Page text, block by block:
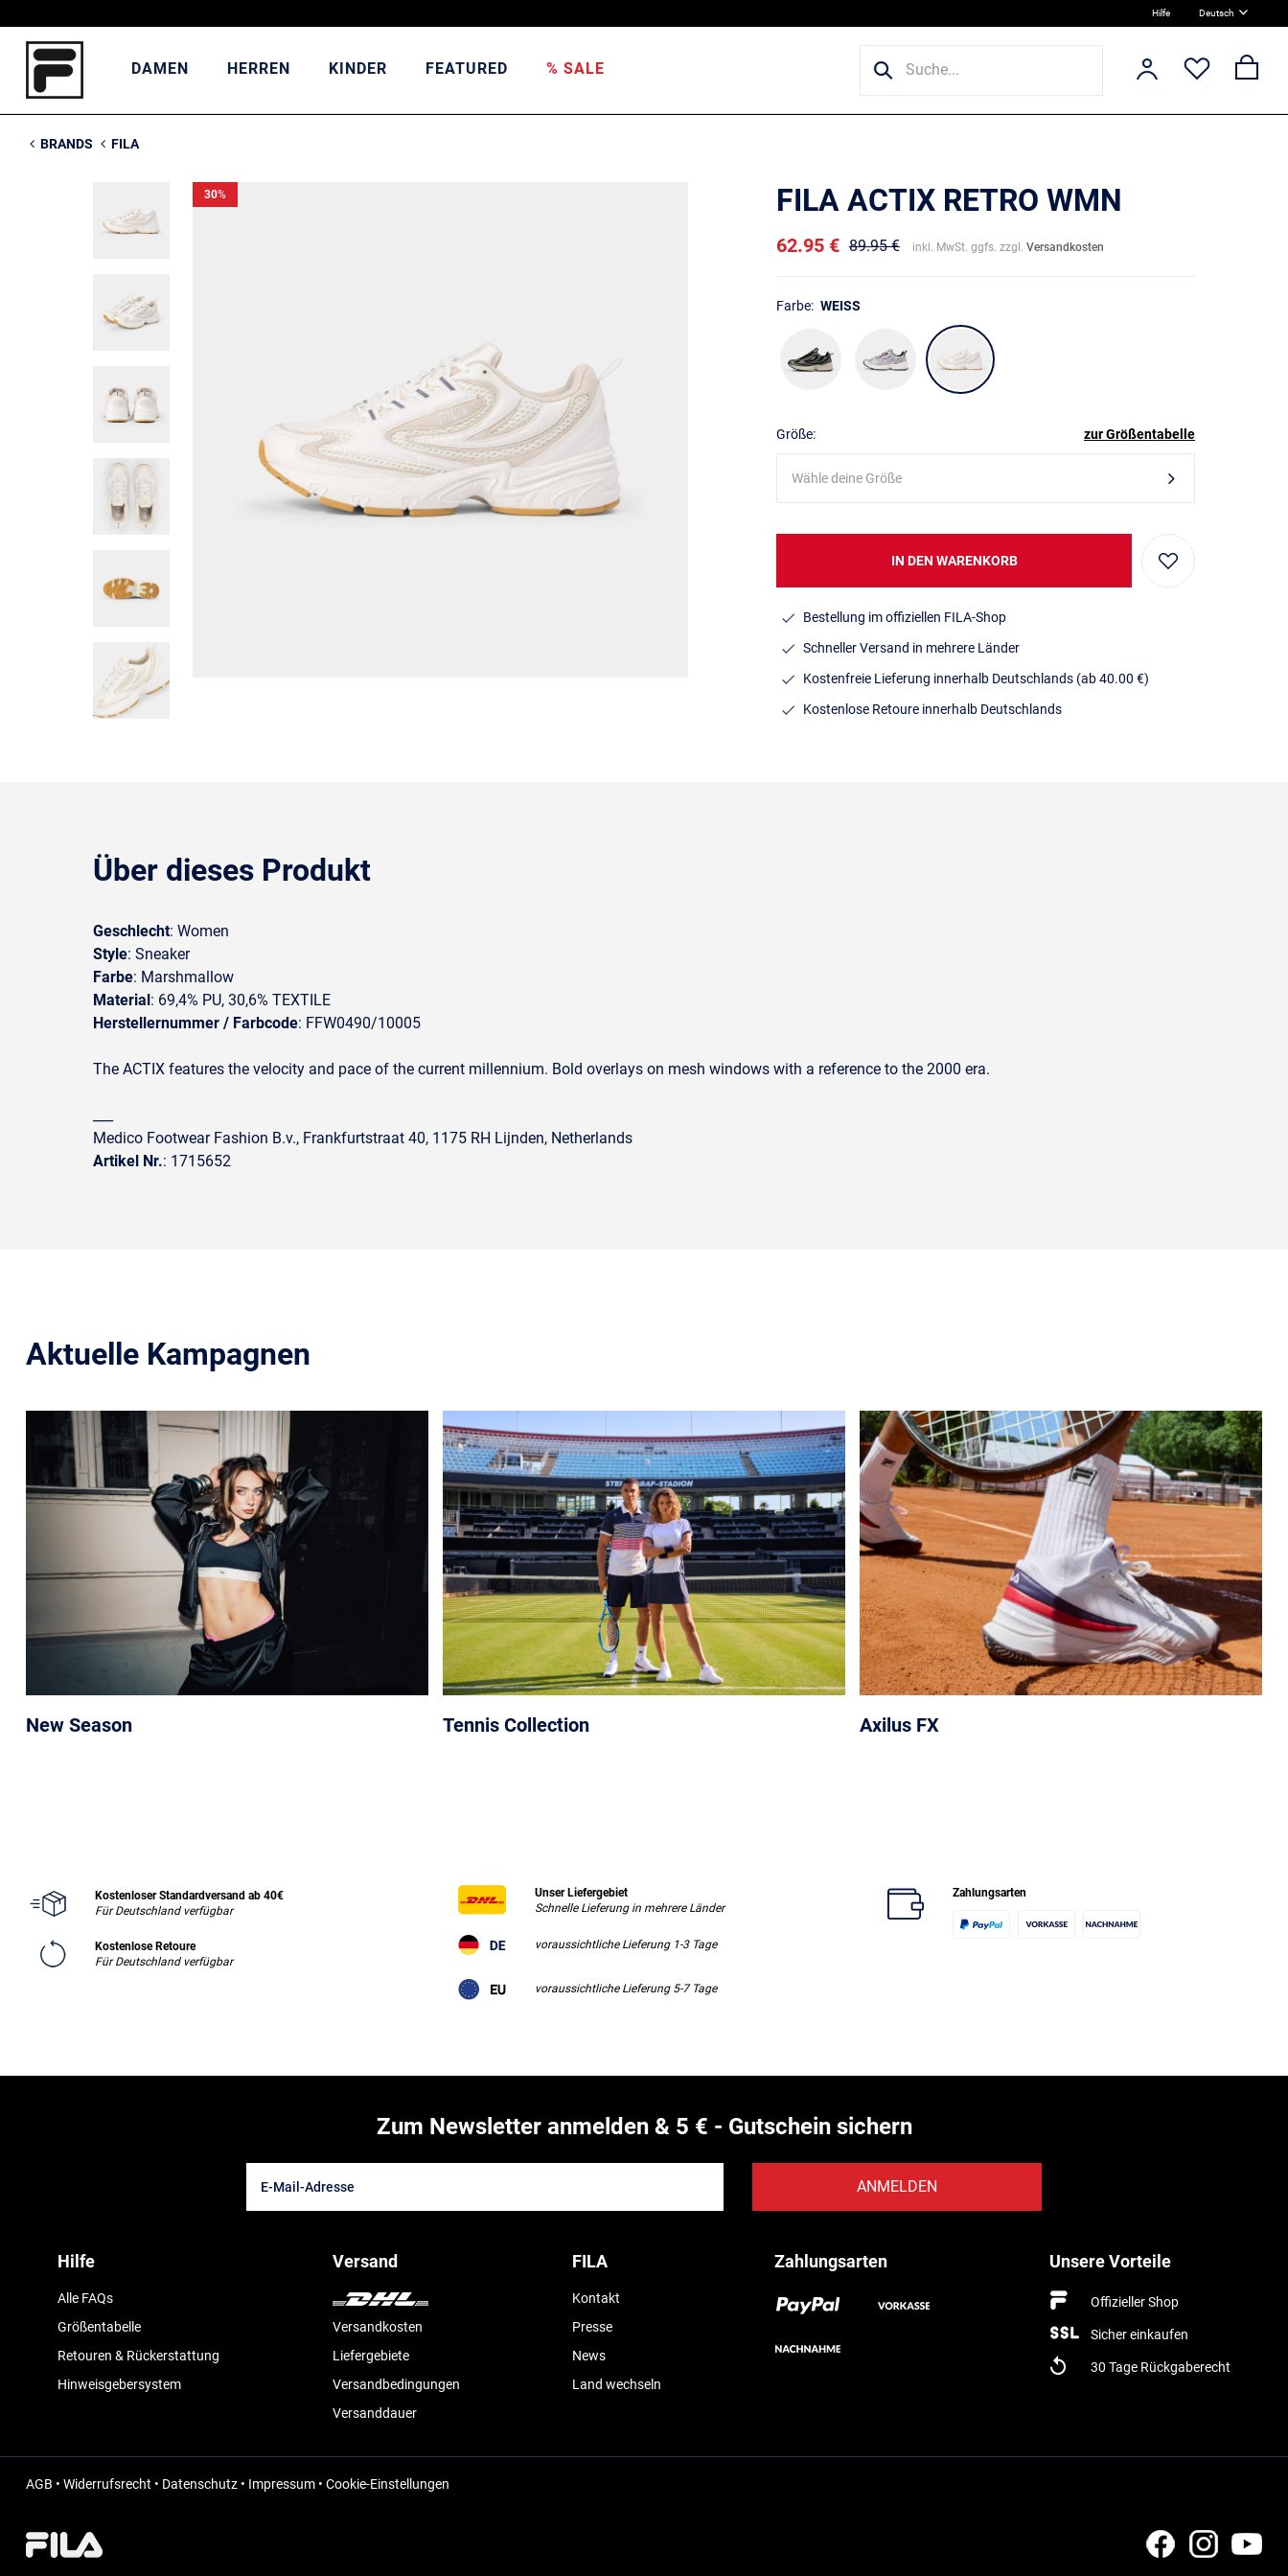
Hilfe Deutsch
DAMEN HERREN KINDER FEATURED % SALE
BRANDS FILA
30% FILA ACTIX RETRO WMN
62.95 € 89.95 € inkl. MwSt. ggfs. zzgl. Versandkosten
Farbe: WEISS
Größe: zur Größentabelle
Wähle deine Größe
IN DEN WARENKORB
Bestellung im offiziellen FILA-Shop
Schneller Versand in mehrere Länder
Kostenfreie Lieferung innerhalb Deutschlands (ab 40.00 €)
Kostenlose Retoure innerhalb Deutschlands
Über dieses Produkt
Geschlecht: Women
Style: Sneaker
Farbe: Marshmallow
Material: 69,4% PU, 30,6% TEXTILE
Herstellernummer / Farbcode: FFW0490/10005
The ACTIX features the velocity and pace of the current millennium. Bold overlays on mesh windows with a reference to the 2000 era.
Medico Footwear Fashion B.v., Frankfurtstraat 40, 1175 RH Lijnden, Netherlands
Artikel Nr.: 1715652
Aktuelle Kampagnen
New Season Tennis Collection Axilus FX
Kostenloser Standardversand ab 40€
Für Deutschland verfügbar
Kostenlose Retoure
Für Deutschland verfügbar
Unser Liefergebiet
Schnelle Lieferung in mehrere Länder
voraussichtliche Lieferung 1-3 Tage
voraussichtliche Lieferung 5-7 Tage
Zahlungsarten
Zum Newsletter anmelden & 5 € - Gutschein sichern
ANMELDEN
Hilfe
Alle FAQs
Größentabelle
Retouren & Rückerstattung
Hinweisgebersystem
Versand
Versandkosten
Liefergebiete
Versandbedingungen
Versanddauer
FILA
Kontakt
Presse
News
Land wechseln
Zahlungsarten Unsere Vorteile
Offizieller Shop
Sicher einkaufen
30 Tage Rückgaberecht
AGB • Widerrufsrecht • Datenschutz• Impressum• Cookie-Einstellungen